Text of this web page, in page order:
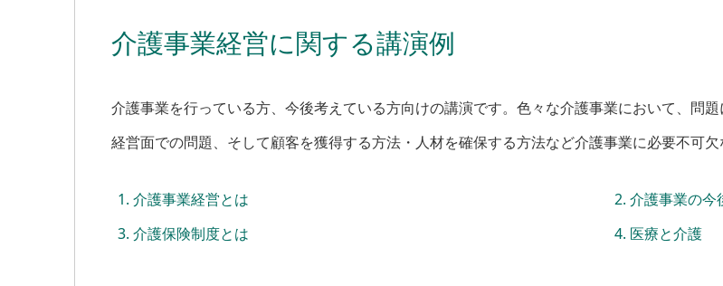
介護事業経営に関する講演例
介護事業を行っている方、今後考えている方向けの講演です。色々な介護事業において、問
経営面での問題、そして顧客を獲得する方法・人材を確保する方法など介護事業に必要不可欠
介護事業経営とは
介護事業の今
介護保険制度とは
医療と介護